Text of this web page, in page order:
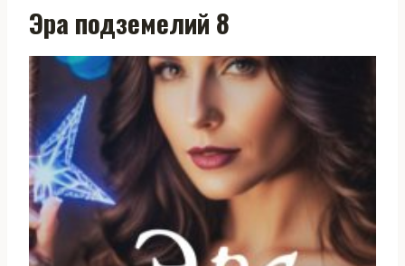
Эра подземелий 8